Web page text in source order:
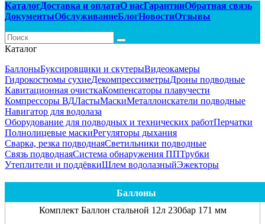
КаталогДоставка и оплатаО насГарантииОбратная связь
ДокументыОбслуживаниеБлогНовостиОтзывы
Каталог
БаллоныБуксировщики и скутерыВидеокамеры
Гидрокостюмы сухиеДекомпрессиметрыДроны подводные
Кавитационная очисткаКомпенсаторы плавучести
Компрессоры ВДЛастыМаскиМеталлоискатели подводные
Навигатор для водолаза
Оборудование для подводных и технических работПерчатки
Полнолицевые маскиРегуляторы дыхания
Сварка, резка подводнаяСветильники подводные
Связь подводнаяСистема обнаружения ППТрубки
Утеплители и поддёвкиШлем водолазныйЭжекторы
Баллоны
Комплект Баллон стальной 12л 230бар 171 мм